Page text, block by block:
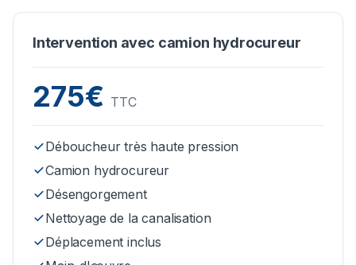
Intervention avec camion hydrocureur
275€ TTC
Déboucheur très haute pression
Camion hydrocureur
Désengorgement
Nettoyage de la canalisation
Déplacement inclus